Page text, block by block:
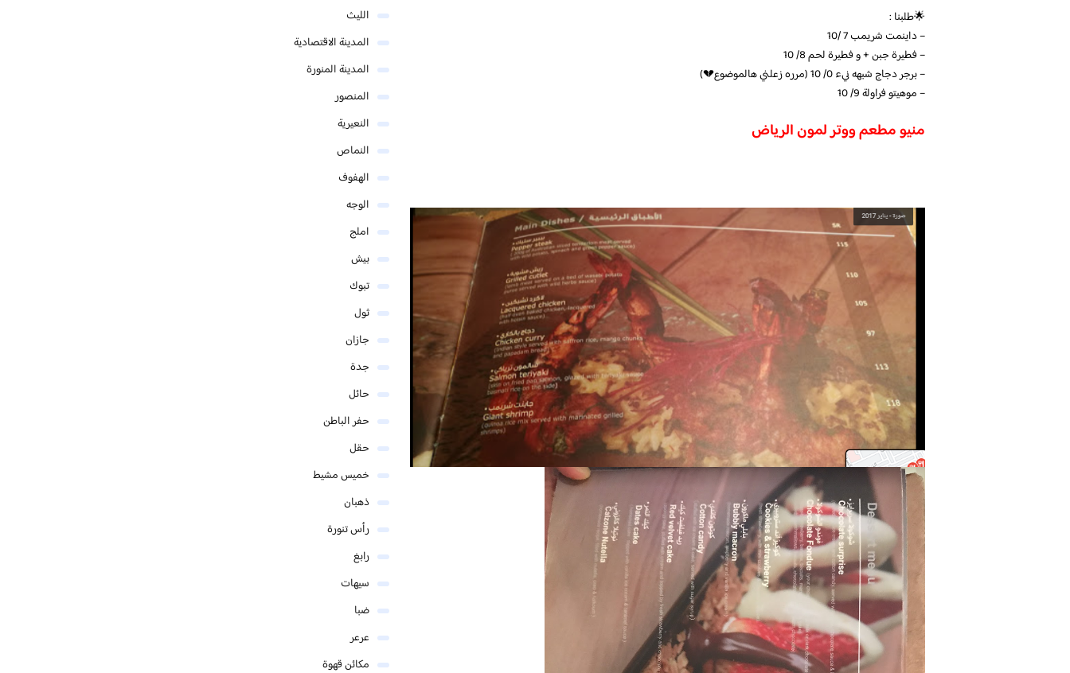
🌟طلبنا :
– داينمت شريمب 7 /10
– فطيرة جبن + و فطيرة لحم 8/ 10
– برجر دجاج شبهه نيء 0/ 10 (مرره زعلني هالموضوع💔)
– موهيتو فراولة 9/ 10
منيو مطعم ووتر لمون الرياض
الليث
المدينة الاقتصادية
المدينة المنورة
المنصور
النعيرية
النماص
الهفوف
الوجه
املج
بيش
تبوك
ثول
جازان
جدة
حائل
حفر الباطن
حقل
خميس مشيط
ذهبان
رأس تنورة
رابغ
سيهات
ضبا
عرعر
مكائن قهوة